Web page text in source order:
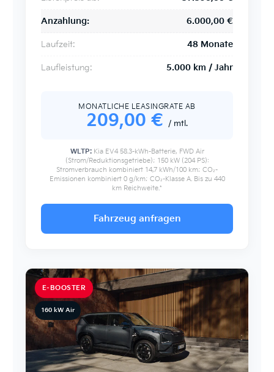
Anzahlung: 6.000,00 €
Laufzeit: 48 Monate
Laufleistung: 5.000 km / Jahr
MONATLICHE LEASINGRATE AB
209,00 € / mtl.
WLTP:Kia EV4 58.3-kWh-Batterie, FWD Air
(Strom/Reduktionsgetriebe); 150 kW (204 PS):
Stromverbrauch kombiniert 14,7 kWh/100 km; CO₂-
Emissionen kombiniert 0 g/km; CO₂-Klasse A. Bis zu 440
km Reichweite.*
Fahrzeug anfragen
E-BOOSTER
160 kW Air